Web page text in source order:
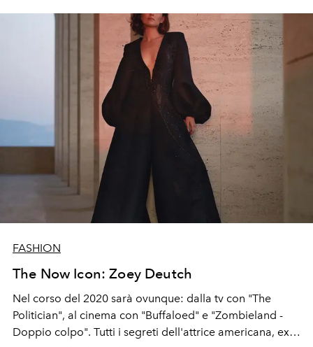
FASHION
The Now Icon: Zoey Deutch
Nel corso del 2020 sarà ovunque: dalla tv con "The
Politician", al cinema con "Buffaloed" e "Zombieland -
Doppio colpo". Tutti i segreti dell'attrice americana, ex